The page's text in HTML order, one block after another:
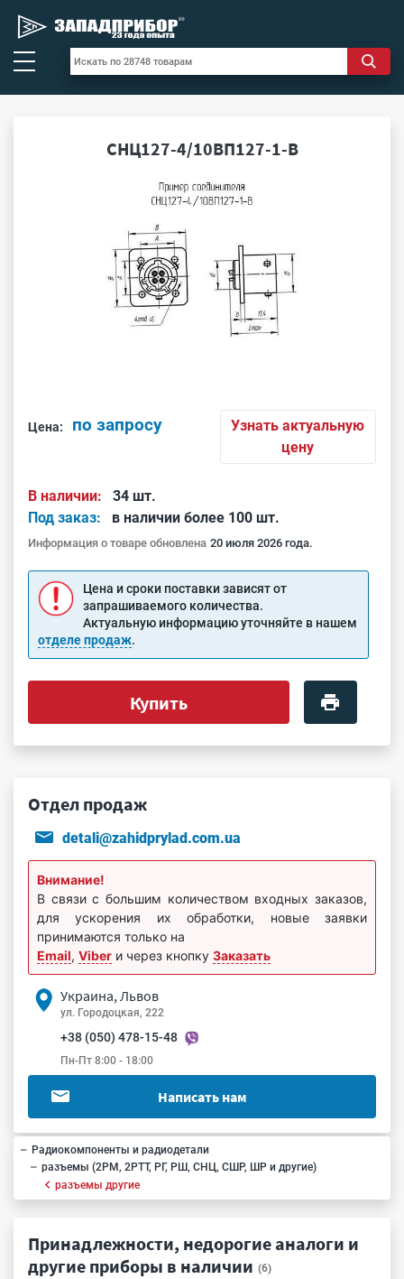
СНЦ127-4/10ВП127-1-В
Цена: по запросу
Узнать актуальную
цену
В наличии:
34 шт.
Под заказ:
в наличии более 100 шт.
Информация о товаре обновлена 20 июля 2026 года.
Цена и сроки поставки зависят от
запрашиваемого количества.
Актуальную информацию уточняйте в нашем
отделе продаж.
Купить
Отдел продаж
detali@zahidprylad.com.ua
Внимание!
В связи с большим количеством входных заказов,
для ускорения их обработки, новые заявки
принимаются только на
Email, Viber и через кнопку Заказать
Украина, Львов
ул. Городоцкая, 222
+38 (050) 478-15-48
Пн-Пт 8:00 - 18:00
Написать нам
Радиокомпоненты и радиодетали
разъемы (2РМ, 2РТТ, РГ, РШ, СНЦ, СШР, ШР и другие)
разъемы другие
Принадлежности, недорогие аналоги и
другие приборы в наличии (6)